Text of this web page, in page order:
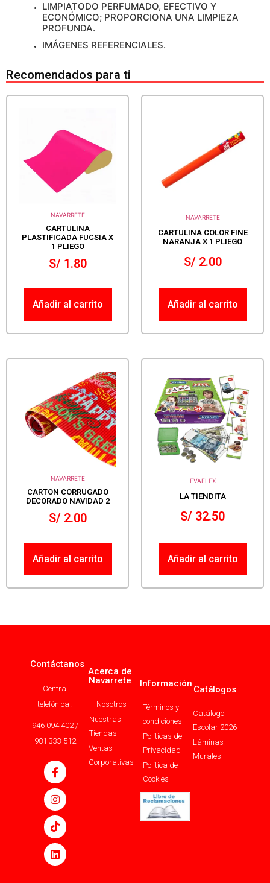
LIMPIATODO PERFUMADO, EFECTIVO Y
ECONÓMICO; PROPORCIONA UNA LIMPIEZA
PROFUNDA.
IMÁGENES REFERENCIALES.
Recomendados para ti
NAVARRETE
CARTULINA
PLASTIFICADA FUCSIA X
1 PLIEGO
S/1.80
Añadir al carrito
NAVARRETE
CARTULINA COLOR FINE
NARANJA X 1 PLIEGO
S/2.00
Añadir al carrito
NAVARRETE
CARTON CORRUGADO
DECORADO NAVIDAD 2
S/2.00
Añadir al carrito
EVAFLEX
LA TIENDITA
S/ 32.50
Añadir al carrito
Contáctanos
Central
telefónica :
946 094 402 /
981 333 512
Acerca de
Navarrete
Nosotros
Nuestras
Tiendas
Ventas
Corporativas
Información
Términos y
condiciones
Políticas de
Privacidad
Política de
Cookies
Catálogos
Catálogo
Escolar 2026
Láminas
Murales